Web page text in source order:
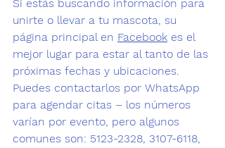
Si estás buscando información para
unirte o llevar a tu mascota, su
página principal en Facebook es el
mejor lugar para estar al tanto de las
próximas fechas y ubicaciones.
Puedes contactarlos por WhatsApp
para agendar citas – los números
varían por evento, pero algunos
comunes son: 5123-2328, 3107-6118,